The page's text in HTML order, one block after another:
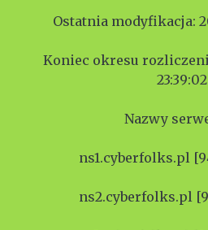
Ostatnia modyfikacja:
Koniec okresu
23:39:02
Nazwy
ns1.cyberfolks.pl
ns2.cyberfolks.pl